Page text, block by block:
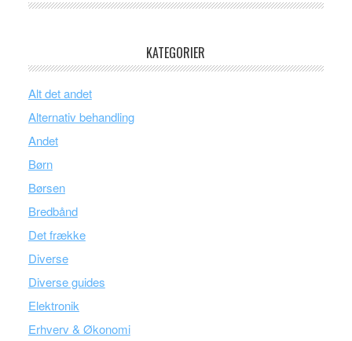
KATEGORIER
Alt det andet
Alternativ behandling
Andet
Børn
Børsen
Bredbånd
Det frække
Diverse
Diverse guides
Elektronik
Erhverv & Økonomi